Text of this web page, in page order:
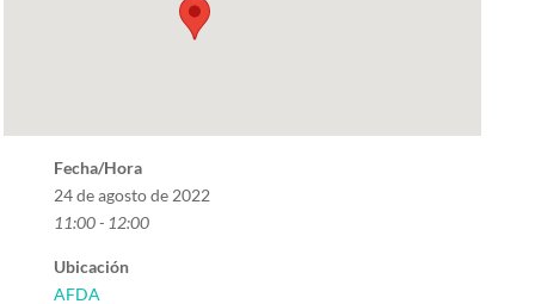
Fecha/Hora
24 de agosto de 2022
11:00 - 12:00
Ubicación
AFDA